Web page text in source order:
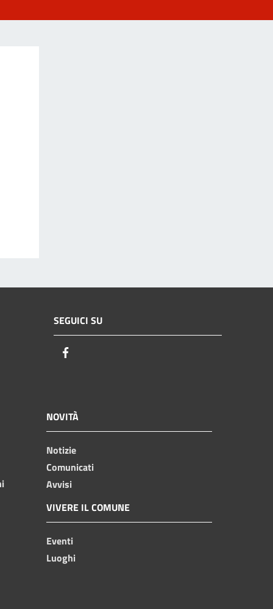
SEGUICI SU
NOVITÀ
Notizie
Comunicati
Avvisi
VIVERE IL COMUNE
Eventi
Luoghi